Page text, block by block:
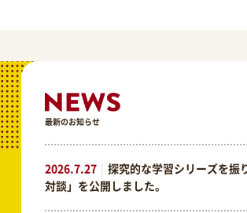
最新のお知らせ
2026.7.27｜ 探究的な学習シリーズを振
対談」を公開しました。